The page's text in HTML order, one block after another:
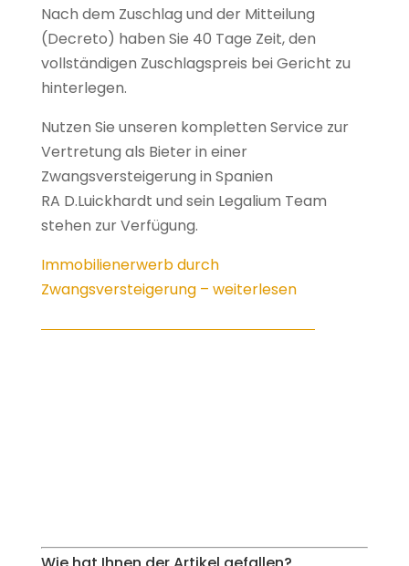
Nach dem Zuschlag und der Mitteilung
(Decreto) haben Sie 40 Tage Zeit, den
vollständigen Zuschlagspreis bei Gericht zu
hinterlegen.
Nutzen Sie unseren kompletten Service zur
Vertretung als Bieter in einer
Zwangsversteigerung in Spanien
RA D.Luickhardt und sein Legalium Team
stehen zur Verfügung.
Immobilienerwerb durch
Zwangsversteigerung – weiterlesen